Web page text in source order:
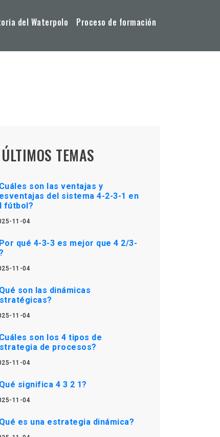
del Waterpolo Proceso de formación
ÚLTIMOS TEMAS
son las ventajas y
del sistema 4-2-3-1 en
fútbol?
11-04
qué 4-3-3 es mejor que 4 2/3-
11-04
son las dinámicas
11-04
son los 4 tipos de
de procesos?
11-04
significa 4 3 2 1?
11-04
es una estrategia dinámica?